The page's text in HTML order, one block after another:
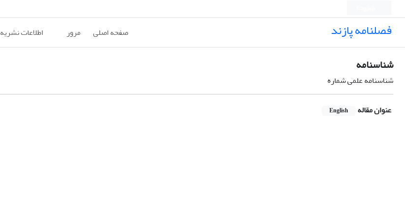
فصلنامه پازند صفحه اصلی مرور اطلاعات نشریه
شناسنامه
شناسنامه علمی شماره
عنوان مقاله English